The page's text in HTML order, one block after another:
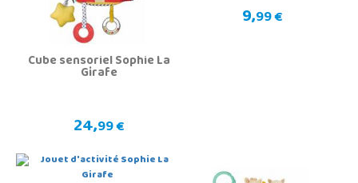
Cube sensoriel Sophie La
Girafe
24,99 €
9,99 €